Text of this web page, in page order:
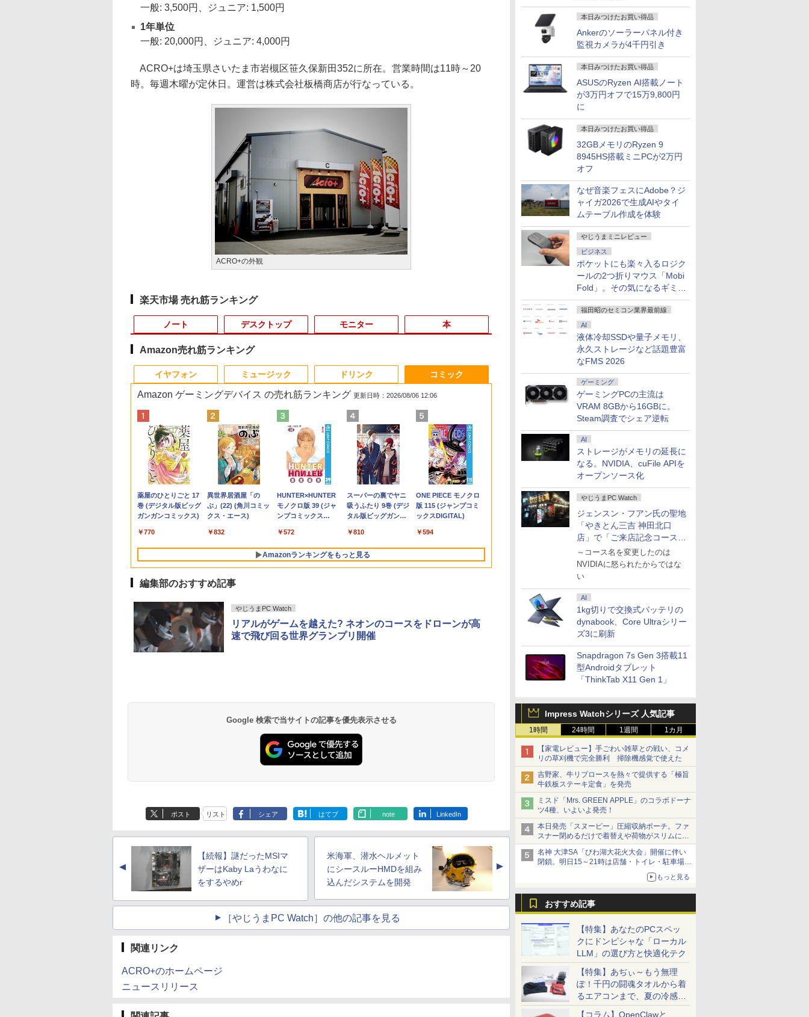
本日みつけたお買い得品
Ankerのソーラーパネル付き
監視カメラが4千円引き
本日みつけたお買い得品
ASUSのRyzen AI搭載ノート
が3万円オフで15万9,800円
に
本日みつけたお買い得品
32GBメモリのRyzen 9
8945HS搭載ミニPCが2万円
オフ
なぜ音楽フェスにAdobe？ジ
ャイガ2026で生成AIやタイ
ムテーブル作成を体験
やじうまミニレビュー
ビジネス
ポケットにも楽々入るロジク
ールの2つ折りマウス「Mobi
Fold」。その気になるギミッ
クとは？
福田昭のセミコン業界最前線
AI
液体冷却SSDや量子メモリ、
永久ストレージなど話題豊富
なFMS 2026
ゲーミング
ゲーミングPCの主流は
VRAM 8GBから16GBに。
Steam調査でシェア逆転
AI
ストレージがメモリの延長に
なる。NVIDIA、cuFile APIを
オープンソース化
やじうまPC Watch
ジェンスン・フアン氏の聖地
「やきとん三吉 神田北口
店」で「ご来店記念コース」
を娘と堪能
～コース名を変更したのは
NVIDIAに怒られたからではな
い
AI
1kg切りで交換式バッテリの
dynabook、Core Ultraシリー
ズ3に刷新
Snapdragon 7s Gen 3搭載11
型Androidタブレット
「ThinkTab X11 Gen 1」
Impress Watchシリーズ 人気記事
1時間 24時間 1週間 1カ月
【家電レビュー】手ごわい雑草との戦い、コメ
リの草刈機で完全勝利 掃除機感覚で使えた
吉野家、牛リブロースを熱々で提供する「極旨
牛鉄板ステーキ定食」を発売
ミスド「Mrs. GREEN APPLE」のコラボドーナ
ツ4種、いよいよ発売！
本日発売「スヌーピー」圧縮収納ポーチ。ファ
スナー閉めるだけで着替えや荷物がスリムにま
とまる
名神 大津SA「びわ湖大花火大会」開催に伴い
閉鎖。明日15～21時は店舗・トイレ・駐車場の
もっと見る
おすすめ記事
【特集】あなたのPCスペッ
クにドンピシャな「ローカル
LLM」の選び方と快適化テク
【特集】あぢぃ～もう無理
ぽ！千円の闘魂タオルから着
るエアコンまで、夏の冷感グ
ッズ一挙紹介
【コラム】OpenClawと
一般: 3,500円、ジュニア: 1,500円
1年単位
一般: 20,000円、ジュニア: 4,000円
ACRO+は埼玉県さいたま市岩槻区笹久保新田352に所在。営業時間は11時～20
時。毎週木曜が定休日。運営は株式会社板橋商店が行なっている。
ACRO+の外観
楽天市場 売れ筋ランキング
ノート
1
新品ノートパソコン
VETESA Windows11
Office 2024付き イン
テルCeleron 第13世代
～第14世代 メモリ
8GB/16GB
SSD256GB/512B 14型
14インチ FHD
1920x1080 Webカメラ
ビジネス 初期設定済み
ク シルバー
￥29,980
2
本日10倍！高性能第10
世代Core i7-10610Uノ
ートパソコン 中古
Dynabook G83 超軽量
約779g メモリ最大
16GB 新品SSD1TB
13.3インチ HDMI搭載
WEBカメラ5GWIFI
Bluetooth内蔵 中古パ
MicrosoftOffice2024
可 Windows11 送料無
￥27,600
3
本日限定10倍
+20％OFF+抽選で
10000P！美品 超軽量
約980gノートパソコン
10世代Corei5 1035G1
メモリ8GB 秒速起動
SSD最大1TB 14型
FHD1920*1080高解像
ソコン Windows11Pro
5GWIFI/Bluetooth 最
4
2025年最新版 12型 パ
ソコン 小型ノートPC
新品 office搭載
windows11 Celeron
Pentium N3700 最大
2.8GHz 360度画面回転
により タッチパネル対
応 8G SSD 512G
Windows11 Webカメ
12インチノートパソコ
ンOffice搭載
￥34,800
【大特価】中古 NEC
Lavie N1565/C PC-
N1565CAL AMD
Ryzen 7 5700U メモリ
ンチ フルHD
Windows11 Home
WEBカメラ 無線LAN
テンキー DVDマルチ 1
パソコン ノートパソコ
￥34,800
【10世代Core i5/メモ
リ16GB】Dell
NVMe SSD256GB 15.6
型 15.6インチ
Windows11 Pro Web
カメラ 無線LAN Wi-
￥37,400
【Win11、Microsoft
Office 2024 H&B搭
載】13.3型 WEBカメラ
フルHD｜中古 ノート
パソコン Windows11
Office 付き｜VAIO Pro
PG｜Core i5 第12世代
以降 1.30GHz メモリ
8GB SSD 256GB｜中
古パソコン 中古ノート
パソコン 中古PC レビ
ュー投稿で5年間安心保
￥39,800
【1500円OFFクーポ
ン】【テンキー+DVD
ドライブ+カメラ】ノー
トパソコン 15.6インチ
SSD256GB メモリ8GB
Core i5 第10世代
Microsoft Office付き
Windows11 DELL
Vostro 3590 中古ノー
トパソコン PC パソコ
ン 中古ノートPC 中古
PC SSD1TB メモリ
￥34,800
デスクトップ
1
【★最大100%ポイン
ト】パソコン修理サー
ビス、付属品【単品注
文不可】
￥5,000
2
中古パソコン HP
ProDesk 400 G7 Small
【Core
i3(3.6GHz)/8GB/500GB
HDD/Win11Pro】 HP 当
社3ヶ月間保証 イオシス
￥18,800
3
【★最大100%ポイン
ト】【新生活応援・
2026】【マウス＋キー
ボード付属】HP 8300
リ:8GB/16GB/SSD:256GB/512GB/1TB/DVD/USB3.0/DP/VGA/Wi-
fi/2画面出
力/Windows11/Windows10/Office/
クトップPC
4
【2025新発売！3年保
証★Office搭載★新
品】デスクトップパソ
コン 一体型PC 新品 第
13世代高性能CPU
Intel Core i5 i7 デスク
トップPC パソコン
office付き
Windows11 23.8/27型
HDワイド液晶 USB3.0
wifi対応 メモリ16GB
￥48,800
【ポイント20倍】
LENOVO
THINKCENTRE M70Q
TINY 11DU-S6QK00
ップ ミニPC
Windows 11 Pro Core
i5 中古PC パソコレ 3
年保証 ポイント10-20
￥57,200
「30%クーポンで108,430
円」GEEKOM GT13 Max AI
Ultra U9-185H搭載 128GB
DDR5+6TB SSD拡張可能｜
USB4×2｜WiFi7/BT5.4/2.5G
LAN｜SDカード対応｜業務/
￥154,900
【本日限定10％OFF】
N150/3500Uよりコスパ最強
【楽天1位連続受賞】NIPOGI
mini pc AMD Ryzen 4300U
動作より安定 4C/4T 最大
3.7GHz Win11 Pro
16GB+512GB SSD ミニパソ
コン USB3.2×6 3画面 4K 高
速2.4G/5GWi-Fi BT4.2
￥55,800
【展示品・代引不可】 Dell
デスクトップパソコン Dell
24 AD67 23.8型FHD/ Core
16GB/ SSD 1TB/ Windows
デスクトップPC/ パールホワ
￥149,800
モニター
1
【公式・メーカー直
販・送料無料】モニタ
ー 新品 フルHD HP
Series 3 Pro 324pv
23.8 インチFHD VA モ
ニター VA 23.8型 角度
調整 VESA 100Hz 液晶
HDMI VGA PS5
Nintendo Switch 3年
￥12,900
2
日本HP エイチピー
Series 3 Pro 324pf
FHDモニター
9U5J5UT#ABJ 【NE
直】
￥13,380
3
【3年保証】モニター
27インチ フルhd 高画
質 100Hz VA ノングレ
ア 非光沢 スピーカー内
ンモニター PCモニタ
ー フルハイビジョン 動
画 液晶モニター 壁掛
DT-JF275S-B アイリス
4
IOデータ 3辺フレー
ムレス＆広視野角ADS
パネル液晶ディスプレ
イ ［27型 /フル
HD(1920×1080) /ワイ
ド］ ブラック KH-
A271DB
￥18,500
公式ショップ
amadana 15.6インチ
モバイルモニター ポー
タブルディスプレイ
Portable Display：
DP10『極限まで削ぎ落
した、美しい形状と金
属の質感』見せるモニ
￥19,800
IOデータ USBType-
C(R)搭載液晶ディスプ
ド / 100Hz］ ブラッ
ク KH-C242SDB
￥19,980
IOデータ 広視野角
ADSパネル採用 USB
Type-C(R)搭載液晶デ
ィスプレイ ［21.5型 /
フルHD(1920×1080) /
ワイド］ ブラック
LCD-C221DB
￥21,290
【新品】ASUS
[VA27AQSEY] 27イン
チ 75Hz WQHD IPSモ
ニター [2560 x
1440(75Hz) /HDMI1.4
/DisplayPort1.2 /VGA ]
[送料無料]
￥23,800
本
1
キングダム 80 （ヤン
グジャンプコミック
ス） [ 原 泰久 ]
￥770
2
「こうして日本人だけ
が騙される」マスコミ
が報じない「国際政治
￥2,970
3
妹は知っている（8）
【電子限定特典つき】
【電子書籍】[ 雁木万
4
盛土等防災マニュアル
の解説 [ 盛土等防災研
究会 ]
￥20,900
ちいかわ タロット
22枚のオリジナルカー
ド付き [ ナガノ ]
￥1,650
自分の思いを言葉にす
る こどもアウトプット
新完全マスター語彙 日
本語能力試験N4 [ 三好
裕子 ]
￥1,320
タッチペンで音が聞け
る！ はじめてずかん
1000 英語つき はじめ
て図鑑1000 はじめての
ずかん こども 子ども 0
歳 1歳 2歳 3歳 4歳 小学
館 タッチペン 図鑑 ず
かん はじめて 英語 プ
レゼント クリスマス お
祝い 知育玩具 英語教育
￥5,478
Amazon売れ筋ランキング
イヤフォン
Anker Soundcore
P40i オフホワイト
Anker Soundcore
P31i ブラック
￥4,990
Anker Soundcore
Liberty 5 ミッドナイ
トブラック
￥14,990
【2026年アップグレ
ード版】AOKIMI ワ
イヤレスイヤホン
V12 小型軽量 ブルー
トゥースHi-Fi 最大
36時間再生 ぶるーと
ゅーす コードレス
音量調整 スポーツ/通
勤/通学/WEB会議(ホ
ワイト)
￥1,964
Xiaomi シャオミ
REDMI Buds 8 Lite ワ
イヤレスイヤホン
キャンセリング ANC
36時間再生
￥2,980
ミュージック
BRUCE WAYNE feat.
Flo Milli, ATL Jacob
[Explicit]
￥250
BRUCE WAYNE feat.
Flo Milli, ATL Jacob
[Explicit]
￥250
On My Road
(Stadium ver.)
￥250
BUGS LIFE
￥250
On My Road
(Stadium ver.)
￥250
ドリンク
by Amazon 天然水
ラベルレス 500ml
×24本 富士山の天然
ミネラルウォーター
ペットボトル 静岡県
(Smart Basic)
￥1,380
【Amazon.co.jp限
定】 い・ろ・は・す
2L PET ラベルレス
￥1,001
by Amazon 天然水
ラベルレス 2L×9本
￥1,117
コカ・コーラ やかん
の麦茶 from 爽健美
茶 ラベルレス
￥1,653
by Amazon 炭酸水 ラ
ベルレス 500ml ×24本
強炭酸水 ペットボトル
(Smart Basic)
￥1,625
コミック
Amazon ゲーミングデバイス の売れ筋ランキング 更新日時：2026/08/06 12:06
薬屋のひとりごと 17
巻 (デジタル版ビッグ
ガンガンコミックス)
￥770
異世界居酒屋「の
ぶ」(22) (角川コミッ
クス・エース)
￥832
HUNTER×HUNTER
モノクロ版 39 (ジャ
ンプコミックス
￥572
スーパーの裏でヤニ
吸うふたり 9巻 (デジ
タル版ビッグガンガ
￥810
ONE PIECE モノクロ
版 115 (ジャンプコミ
ックスDIGITAL)
￥594
Amazonランキングをもっと見る
編集部のおすすめ記事
やじうまPC Watch
リアルがゲームを越えた? ネオンのコースをドローンが高
速で飛び回る世界グランプリ開催
Google 検索で当サイトの記事を優先表示させる
ポスト リスト シェア はてブ note LinkedIn
▲
【続報】謎だったMSIマ
ザーはKaby Laうわなに
をするやめr
米海軍、潜水ヘルメット
にシースルーHMDを組み
込んだシステムを開発
▲
［やじうまPC Watch］の他の記事を見る
関連リンク
ACRO+のホームページ
ニュースリリース